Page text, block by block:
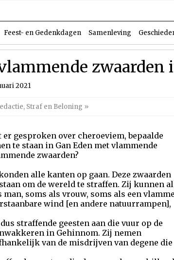
Feest- en Gedenkdagen Samenleving
zwaarden
2021
, Straf en Beloning »
gesproken over cheroeviem, bepaalde
te staan in Gan Eden met vlammende
zwaarden?
alle kanten op gaan. Deze zwaarden
om de wereld te straffen. Zij kunnen
soms als vrouw, soms als een
wind [en andere natuurrampen],
straffende geesten aan die vuur op de
in Gehinnom. Zij nemen
van de misdrijven van degene